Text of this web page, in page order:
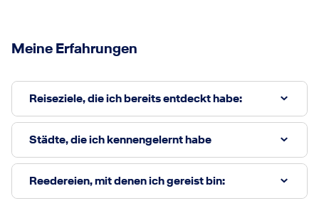
Meine Erfahrungen
Reiseziele, die ich bereits entdeckt habe:
Städte, die ich kennengelernt habe
Reedereien, mit denen ich gereist bin: